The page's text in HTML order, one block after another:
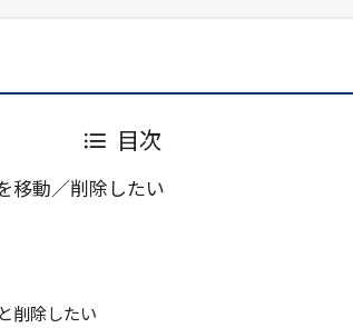
目次
移動／削除したい
削除したい